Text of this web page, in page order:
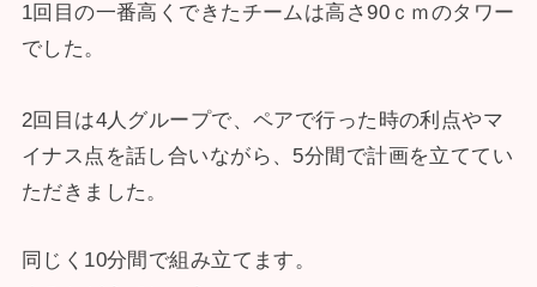
1回目の一番高くできたチームは高さ90ｃｍのタワー
でした。
2回目は4人グループで、ペアで行った時の利点やマ
イナス点を話し合いながら、5分間で計画を立ててい
ただきました。
同じく10分間で組み立てます。